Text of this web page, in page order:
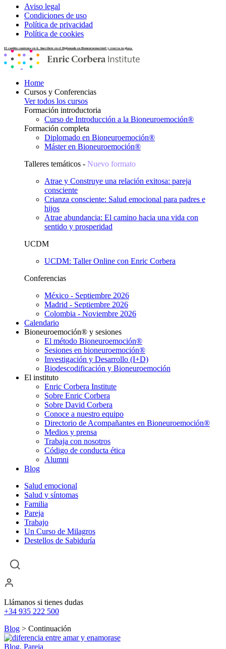
Aviso legal
Condiciones de uso
Política de privacidad
Política de cookies
El cambio comienza en ti. Inscríbete en el Diplomado en Bioneuroemoción® y reserva tu plaza.
Home
Cursos y Conferencias
Ver todos los cursos
Formación introductoria
Curso de Introducción a la Bioneuroemoción®
Formación completa
Diplomado en Bioneuroemoción®
Máster en Bioneuroemoción®
Talleres temáticos - Nuevo formato
Atrae y Construye una relación exitosa: pareja
consciente
Crianza consciente: Salud emocional para padres e
hijos
Atrae abundancia: El camino hacia una vida con
sentido y prosperidad
UCDM
UCDM: Taller Online con Enric Corbera
Conferencias
México - Septiembre 2026
Madrid - Septiembre 2026
Colombia - Noviembre 2026
Calendario
Bioneuroemoción® y sesiones
El método Bioneuroemoción®
Sesiones en bioneuroemoción®
Investigación y Desarrollo (I+D)
Biodescodificación y Bioneuroemoción
El instituto
Enric Corbera Institute
Sobre Enric Corbera
Sobre David Corbera
Conoce a nuestro equipo
Directorio de Acompañantes en Bioneuroemoción®
Medios y prensa
Trabaja con nosotros
Código de conducta ética
Alumni
Blog
Salud emocional
Salud y síntomas
Familia
Pareja
Trabajo
Un Curso de Milagros
Destellos de Sabiduría
Llámanos si tienes dudas
+34 935 222 500
Blog > Continuación
Blog, Pareja